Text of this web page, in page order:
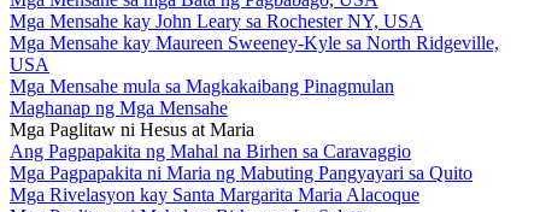
Mga Mensahe kay John Leary sa Rochester NY, USA
Mga Mensahe kay Maureen Sweeney-Kyle sa North Ridgeville,
USA
Mga Mensahe mula sa Magkakaibang Pinagmulan
Maghanap ng Mga Mensahe
Mga Paglitaw ni Hesus at Maria
Ang Pagpapakita ng Mahal na Birhen sa Caravaggio
Mga Pagpapakita ni Maria ng Mabuting Pangyayari sa Quito
Mga Rivelasyon kay Santa Margarita Maria Alacoque